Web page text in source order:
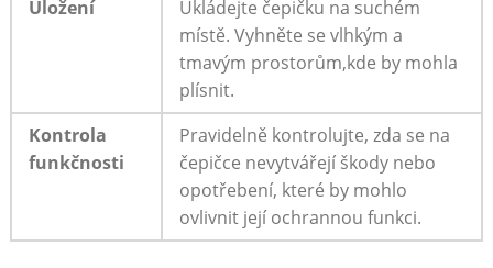
Uložení
Ukládejte čepičku na suchém
místě. Vyhněte se vlhkým a
tmavým prostorům,kde by mohla
plísnit.
Kontrola
funkčnosti
Pravidelně kontrolujte, zda se na
čepičce nevytvářejí škody nebo
opotřebení, které by mohlo
ovlivnit její ochrannou funkci.